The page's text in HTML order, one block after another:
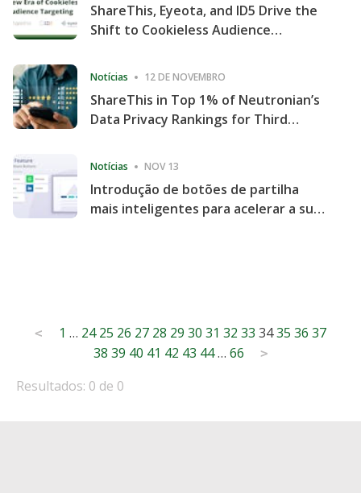
ShareThis, Eyeota, and ID5 Drive the
Shift to Cookieless Audience
Notícias 12 DE NOVEMBRO
ShareThis in Top 1% of Neutronian’s
Data Privacy Rankings for Third
Notícias NOV 13
Introdução de botões de partilha
mais inteligentes para acelerar a sua
Posts
pagination
< 1 … 24 25 26 27 28 29 30 31 32 33 3435 36 37
38 39 40 41 42 43 44 … 66 >
Resultados: 0 de 0